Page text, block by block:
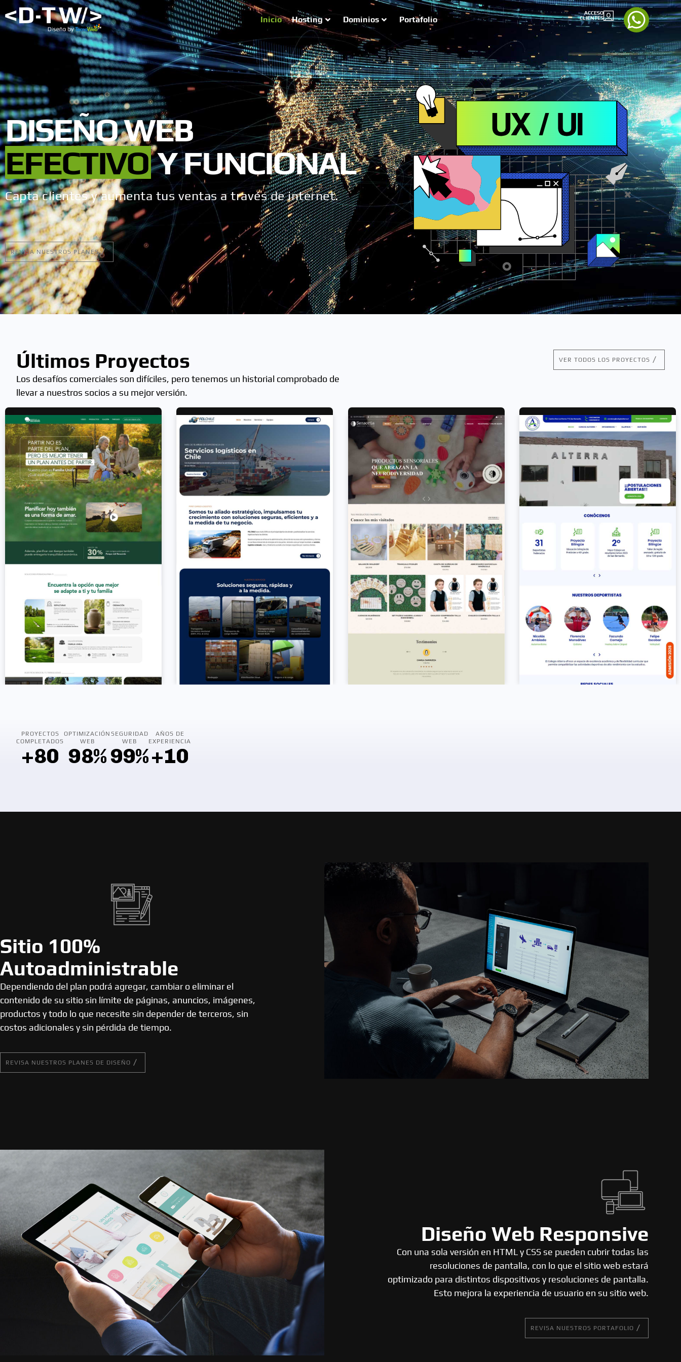
Inicio Hosting Dominios Portafolio
ACCESO
CLIENTES
DISEÑOWEB
EFECTIVO YFUNCIONAL
Capta clientes y aumenta tus ventas a través de internet.
REVISA NUESTROS PLANES
Últimos Proyectos
Los desafíos comerciales son difíciles, pero tenemos un historial comprobado de
llevar a nuestros socios a su mejor versión.
VER TODOS LOS PROYECTOS
PROYECTOS
COMPLETADOS
+80
OPTIMIZACIÓN
WEB
98%
SEGURIDAD
WEB
99%
AÑOS DE
EXPERIENCIA
+10
Sitio 100%
Autoadministrable
Dependiendo del plan podrá agregar, cambiar o eliminar el
contenido de su sitio sin límite de páginas, anuncios, imágenes,
productos y todo lo que necesite sin depender de terceros, sin
costos adicionales y sin pérdida de tiempo.
REVISA NUESTROS PLANES DE DISEÑO
Diseño Web Responsive
Con una sola versión en HTML y CSS se pueden cubrir todas las
resoluciones de pantalla, con lo que el sitio web estará
optimizado para distintos dispositivos y resoluciones de pantalla.
Esto mejora la experiencia de usuario en su sitio web.
REVISA NUESTROS PORTAFOLIO